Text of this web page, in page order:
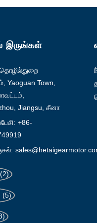
இருங்கள்
Yaoguan Town,
Jiangsu, சீனா
+86-